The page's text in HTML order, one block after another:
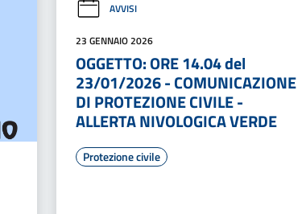
AVVISI
23 GENNAIO 2026
OGGETTO: ORE 14.04 del
23/01/2026 - COMUNICAZIONE
DI PROTEZIONE CIVILE -
ALLERTA NIVOLOGICA VERDE
Protezione civile